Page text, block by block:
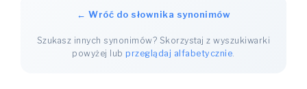
← Wróć do słownika synonimów
Szukasz innych synonimów? Skorzystaj z wyszukiwarki
powyżej lubprzeglądaj alfabetycznie